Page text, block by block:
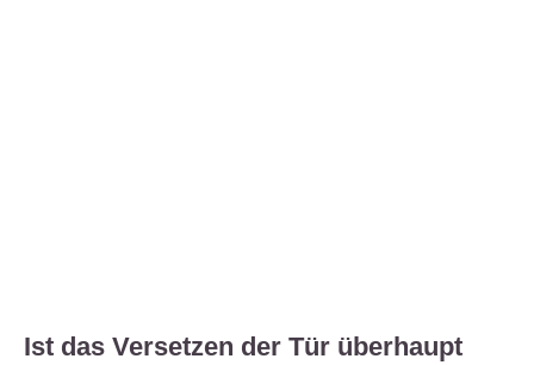
Ist das Versetzen der Tür überhaupt